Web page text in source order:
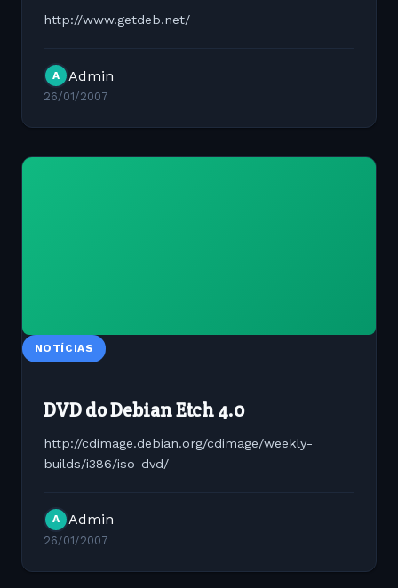
http://www.getdeb.net/
A Admin
26/01/2007
NOTÍCIAS
DVD do Debian Etch 4.0
http://cdimage.debian.org/cdimage/weekly-
builds/i386/iso-dvd/
A Admin
26/01/2007